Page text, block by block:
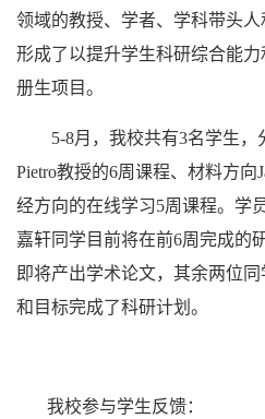
领域的教授、学者、学科带头人
形成了以提升学生科研综合能
册生项目。
5-8月，我校共有3名学生，
Pietro教授的6周课程、材料方向
经方向的在线学习5周课程。学
嘉轩同学目前将在前6周完成的
即将产出学术论文，其余两位
和目标完成了科研计划。
我校参与学生反馈：